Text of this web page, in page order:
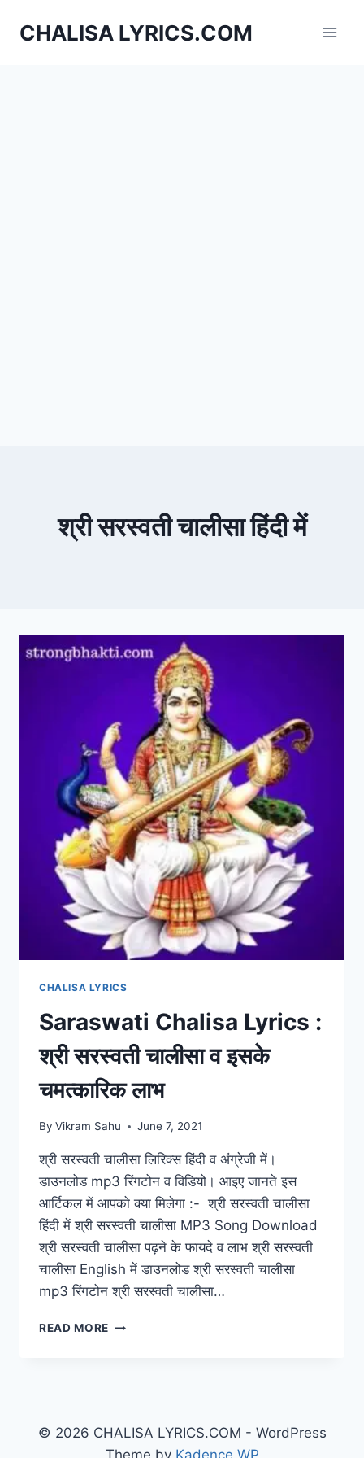
CHALISA LYRICS.COM
श्री सरस्वती चालीसा हिंदी में
CHALISA LYRICS
Saraswati Chalisa Lyrics :
श्री सरस्वती चालीसा व इसके
चमत्कारिक लाभ
By Vikram Sahu June 7, 2021
श्री सरस्वती चालीसा लिरिक्स हिंदी व अंग्रेजी में।
डाउनलोड mp3 रिंगटोन व विडियो। आइए जानते इस
आर्टिकल में आपको क्या मिलेगा :- श्री सरस्वती चालीसा
हिंदी में श्री सरस्वती चालीसा MP3 Song Download
श्री सरस्वती चालीसा पढ़ने के फायदे व लाभ श्री सरस्वती
चालीसा English में डाउनलोड श्री सरस्वती चालीसा
mp3 रिंगटोन श्री सरस्वती चालीसा…
READ MORE SARASWATI
चालीसा
© 2026 CHALISA LYRICS.COM - WordPress